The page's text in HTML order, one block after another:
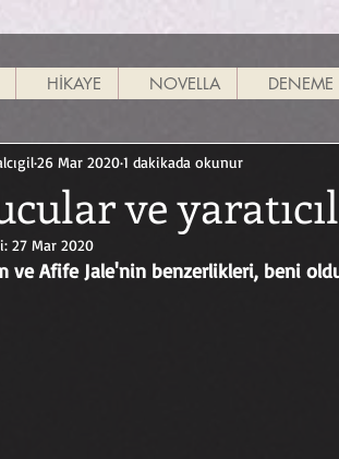
ve
26 Mar 20201 dakikada okunur
27 Mar 2020
ve Afife Jale'nin benzerlikleri, beni
HİKAYE NOVELLA DENEME